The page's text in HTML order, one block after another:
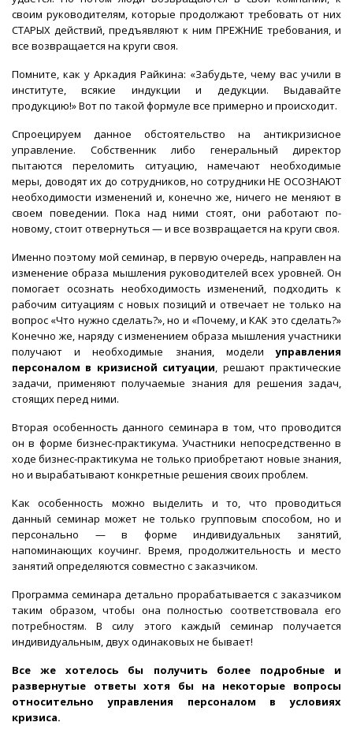
своим руководителям, которые продолжают требовать от них
СТАРЫХ действий, предъявляют к ним ПРЕЖНИЕ требования, и
все возвращается на круги своя.
Помните, как у Аркадия Райкина: «Забудьте, чему вас учили в
институте, всякие индукции и дедукции. Выдавайте
продукцию!» Вот по такой формуле все примерно и происходит.
Спроецируем данное обстоятельство на антикризисное
управление. Собственник либо генеральный директор
пытаются переломить ситуацию, намечают необходимые
меры, доводят их до сотрудников, но сотрудники НЕ ОСОЗНАЮТ
необходимости изменений и, конечно же, ничего не меняют в
своем поведении. Пока над ними стоят, они работают по-
новому, стоит отвернуться — и все возвращается на круги своя.
Именно поэтому мой семинар, в первую очередь, направлен на
изменение образа мышления руководителей всех уровней. Он
помогает осознать необходимость изменений, подходить к
рабочим ситуациям с новых позиций и отвечает не только на
вопрос «Что нужно сделать?», но и «Почему, и КАК это сделать?»
Конечно же, наряду с изменением образа мышления участники
получают и необходимые знания, моделиуправления
персоналом в кризисной ситуации, решают практические
задачи, применяют получаемые знания для решения задач,
стоящих перед ними.
Вторая особенность данного семинара в том, что проводится
он в форме бизнес-практикума. Участники непосредственно в
ходе бизнес-практикума не только приобретают новые знания,
но и вырабатывают конкретные решения своих проблем.
Как особенность можно выделить и то, что проводиться
данный семинар может не только групповым способом, но и
персонально — в форме индивидуальных занятий,
напоминающих коучинг. Время, продолжительность и место
занятий определяются совместно с заказчиком.
Программа семинара детально прорабатывается с заказчиком
таким образом, чтобы она полностью соответствовала его
потребностям. В силу этого каждый семинар получается
индивидуальным, двух одинаковых не бывает!
Все же хотелось бы получить более подробные и
развернутые ответы хотя бы на некоторые вопросы
относительно управления персоналом в условиях
кризиса.